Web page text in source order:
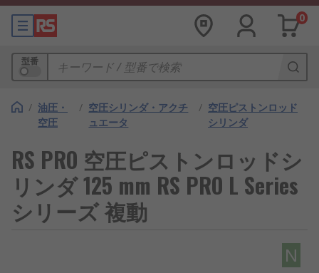
0
型番
/ 油圧・
空圧
/ 空圧シリンダ・アクチ
ュエータ
/ 空圧ピストンロッド
シリンダ
RS PRO 空圧ピストンロッドシ
リンダ 125 mm RS PRO L Series
シリーズ 複動
N